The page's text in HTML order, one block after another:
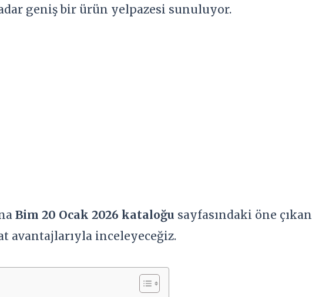
geniş bir ürün yelpazesi sunuluyor.
Bim 20 Ocak 2026 kataloğu sayfasındaki öne çıkan
avantajlarıyla inceleyeceğiz.